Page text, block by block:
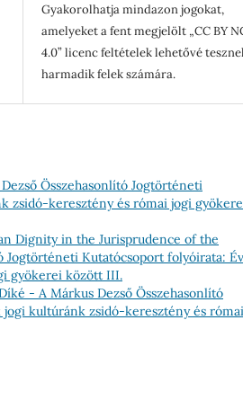
Gyakorolhatja mindazon jogokat,
amelyeket a fent megjelölt „CC BY
4.0” licenc feltételek lehetővé
harmadik felek számára.
Összehasonlító Jogtörténeti
zsidó-keresztény és római jogi
Dignity in the Jurisprudence of the
Jogtörténeti Kutatócsoport folyóirata:
gyökerei között III.
- A Márkus Dezső Összehasonlító
kultúránk zsidó-keresztény és római